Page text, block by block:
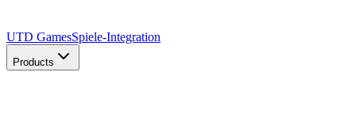
UTD GamesSpiele-Integration
Products